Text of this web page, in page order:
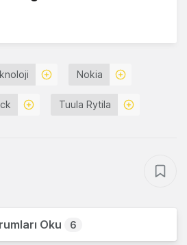
Nokia
Tuula Rytila
Oku 6